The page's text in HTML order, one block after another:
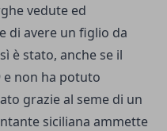
vedute ed
di avere un figlio da
è stato, anche se il
e non ha potuto
grazie al seme di un
siciliana ammette